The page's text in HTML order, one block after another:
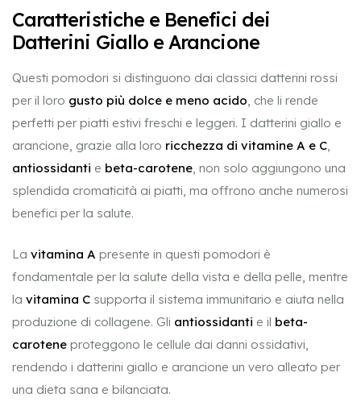
Caratteristiche e Benefici dei
Datterini Giallo e Arancione
Questi pomodori si distinguono dai classici datterini rossi
per il loro gusto più dolce e meno acido, che li rende
perfetti per piatti estivi freschi e leggeri. I datterini giallo e
arancione, grazie alla loro ricchezza di vitamine A e C,
antiossidanti e beta-carotene, non solo aggiungono una
splendida cromaticità ai piatti, ma offrono anche numerosi
benefici per la salute.
La vitamina A presente in questi pomodori è
fondamentale per la salute della vista e della pelle, mentre
la vitamina C supporta il sistema immunitario e aiuta nella
produzione di collagene. Gli antiossidanti e il beta-
carotene proteggono le cellule dai danni ossidativi,
rendendo i datterini giallo e arancione un vero alleato per
una dieta sana e bilanciata.